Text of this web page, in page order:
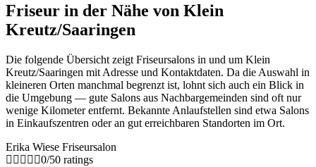
Friseur in der Nähe von Klein
Kreutz/Saaringen
Die folgende Übersicht zeigt Friseursalons in und um Klein
Kreutz/Saaringen mit Adresse und Kontaktdaten. Da die Auswahl in
kleineren Orten manchmal begrenzt ist, lohnt sich auch ein Blick in
die Umgebung — gute Salons aus Nachbargemeinden sind oft nur
wenige Kilometer entfernt. Bekannte Anlaufstellen sind etwa Salons
in Einkaufszentren oder an gut erreichbaren Standorten im Ort.
Erika Wiese Friseursalon
0/50 ratings